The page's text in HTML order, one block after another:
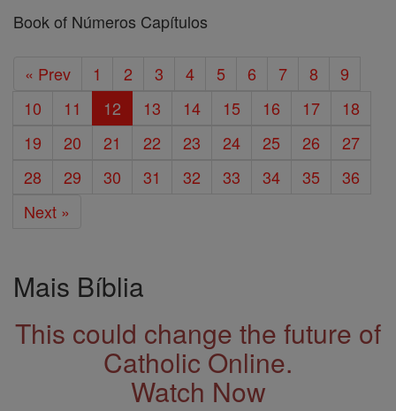
Book of Números Capítulos
« Prev 1 2 3 4 5 6 7 8
9
10
11 12 13 14 15 16 17
18
19
20 21 22 23 24 25 26
27
28
29 30 31 32 33 34 35
36
Next »
Mais Bíblia
This could change the future of
Catholic Online.
Watch Now